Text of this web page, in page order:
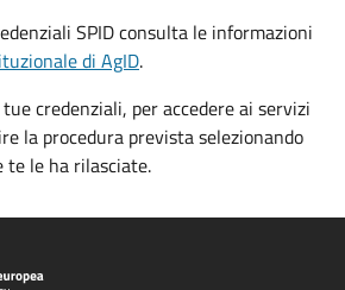
SPID consulta le informazioni
di AgID.
credenziali, per accedere ai servizi
la procedura prevista selezionando
le ha rilasciate.